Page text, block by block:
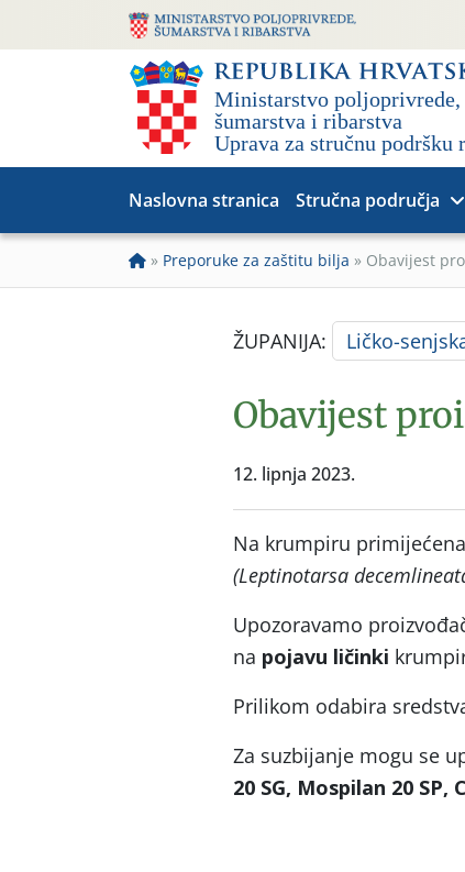
Naslovna stranica Stručna područja
» Preporuke za zaštitu bilja » Obavijest
ŽUPANIJA: Ličko-
Obavijest
12. lipnja 2023.
Na krumpiru
(Leptinotarsa
Upozoravamo
na pojavu ličinki
Prilikom odabira
Za suzbijanje mogu se
20 SG, Mospilan 20